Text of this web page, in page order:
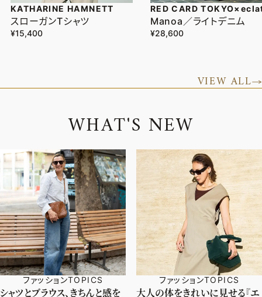
KATHARINE HAMNETT
スローガンTシャツ
¥15,400
RED CARD
Manoa／ライトデニム
¥28,600
VIEW ALL
WHAT'S NEW
ファッションTOPICS
シャツとブラウス、きちんと感を
ファッションTOPICS
大人の体をきれいに見せる『エ